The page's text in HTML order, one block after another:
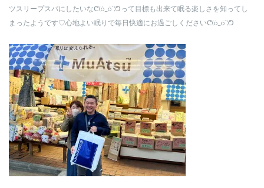
ツスリープスパにしたいなᕦ(ò_óˇ)ᕤって目標も出来て眠る楽しさを知ってし
まったようです♡心地よい眠りで毎日快適にお過ごしくださいᕦ(ò_óˇ)ᕤ